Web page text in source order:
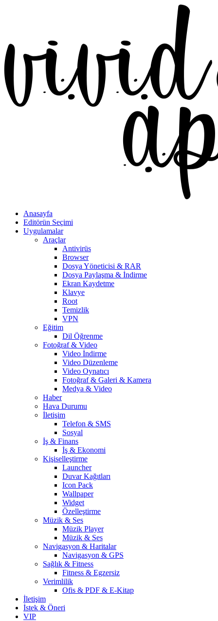
Anasayfa
Editörün Seçimi
Uygulamalar
Araçlar
Antivirüs
Browser
Dosya Yöneticisi & RAR
Dosya Paylaşma & İndirme
Ekran Kaydetme
Klavye
Root
Temizlik
VPN
Eğitim
Dil Öğrenme
Fotoğraf & Video
Video İndirme
Video Düzenleme
Video Oynatıcı
Fotoğraf & Galeri & Kamera
Medya & Video
Haber
Hava Durumu
İletişim
Telefon & SMS
Sosyal
İş & Finans
İş & Ekonomi
Kişiselleştirme
Launcher
Duvar Kağıtları
Icon Pack
Wallpaper
Widget
Özelleştirme
Müzik & Ses
Müzik Player
Müzik & Ses
Navigasyon & Haritalar
Navigasyon & GPS
Sağlık & Fitness
Fitness & Egzersiz
Verimlilik
Ofis & PDF & E-Kitap
İletişim
İstek & Öneri
VIP